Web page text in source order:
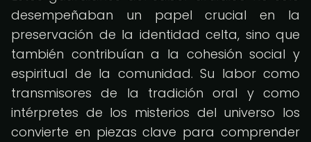
desempeñaban un papel crucial en la
preservación de la identidad celta, sino que
también contribuían a la cohesión social y
espiritual de la comunidad. Su labor como
transmisores de la tradición oral y como
intérpretes de los misterios del universo los
convierte en piezas clave para comprender